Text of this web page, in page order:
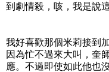
到劇情殺，咳，我是說
我好喜歡那個米莉接到
因為忙不過來大叫，奎
應。不過即使如此他也